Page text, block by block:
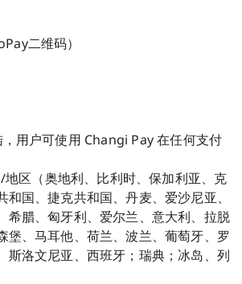
二维码）
用户可使用 Changi Pay 在任何支付
区（奥地利、比利时、保加利亚、克
和国、捷克共和国、丹麦、爱沙尼亚、
希腊、匈牙利、爱尔兰、意大利、拉脱
堡、马耳他、荷兰、波兰、葡萄牙、罗
斯洛文尼亚、西班牙；瑞典；冰岛、列